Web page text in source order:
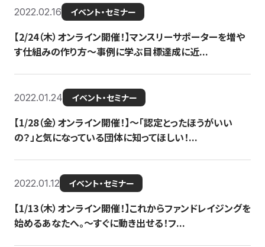
2022.02.16 イベント・セミナー
【2/24（木）オンライン開催！】マンスリーサポーターを増や
す仕組みの作り方〜事例に学ぶ目標達成に近...
2022.01.24 イベント・セミナー
【1/28（金）オンライン開催！】〜「認定とったほうがいい
の？」と気になっている団体に知ってほしい！...
2022.01.12 イベント・セミナー
【1/13（木）オンライン開催！】これからファンドレイジングを
始めるあなたへ。〜すぐに動き出せる！フ...